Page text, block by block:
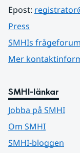
Epost:
Press
SMHIs frågeforum
Mer
SMHI-länkar
Jobba på SMHI
Om SMHI
SMHI-bloggen